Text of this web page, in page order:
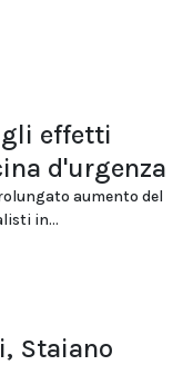
gli effetti
d'urgenza
aumento del
in...
Staiano